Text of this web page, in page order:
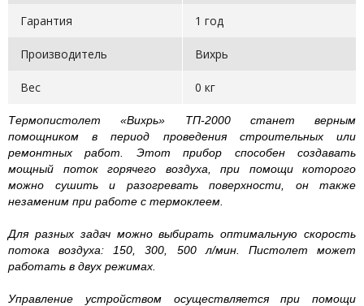
Гарантия 1 год
Производитель Вихрь
Вес 0 кг
Термопистолет «Вихрь» ТП-2000 станет верным
помощником в период проведения строительных или
ремонтных работ. Этот прибор способен создавать
мощный поток горячего воздуха, при помощи которого
можно сушить и разогревать поверхности, он также
незаменим при работе с термоклеем.
Для разных задач можно выбирать оптимальную скорость
потока воздуха: 150, 300, 500 л/мин. Пистолет может
работать в двух режимах.
Управление устройством осуществляется при помощи